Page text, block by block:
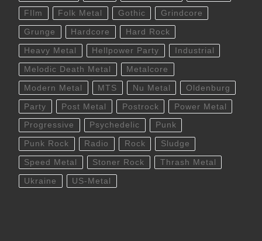
FIlm Folk Metal Gothic Grindcore
Grunge Hardcore Hard Rock
Heavy Metal Hellpower Party Industrial
Melodic Death Metal Metalcore
Modern Metal MTS Nu Metal Oldenburg
Party Post Metal Postrock Power Metal
Progressive Psychedelic Punk
Punk Rock Radio Rock Sludge
Speed Metal Stoner Rock Thrash Metal
Ukraine US-Metal